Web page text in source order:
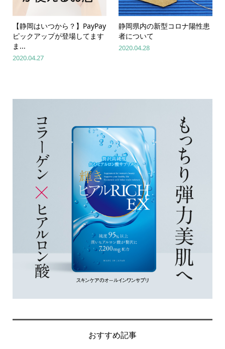
【静岡はいつから？】PayPay
ピックアップが登場してます
ま...
2020.04.27
静岡県内の新型コロナ陽性患
者について
2020.04.28
おすすめ記事